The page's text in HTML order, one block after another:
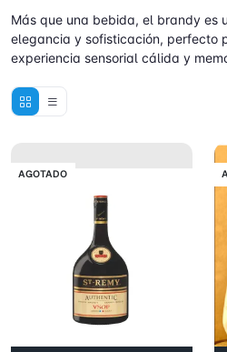
Más que una bebida, el brandy es
elegancia y sofisticación, perfecto
experiencia sensorial cálida y
AGOTADO